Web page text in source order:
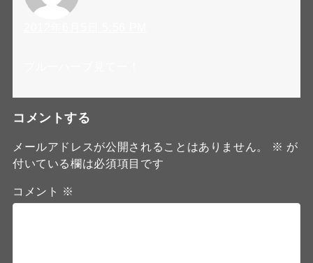
コメントする
メールアドレスが公開されることはありません。 ※ が
付いている欄は必須項目です
コメント ※